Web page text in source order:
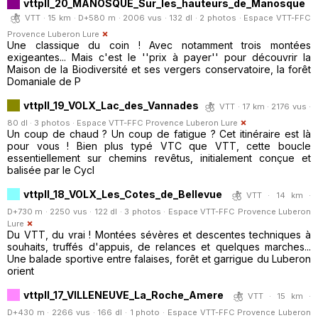
vttpll_20_MANOSQUE_Sur_les_hauteurs_de_Manosque
VTT · 15 km · D+580 m · 2006 vus · 132 dl · 2 photos · Espace VTT-FFC
Provence Luberon Lure
Une classique du coin ! Avec notamment trois montées
exigeantes... Mais c'est le ''prix à payer'' pour découvrir la
Maison de la Biodiversité et ses vergers conservatoire, la forêt
Domaniale de P
vttpll_19_VOLX_Lac_des_Vannades
VTT · 17 km · 2176 vus ·
80 dl · 3 photos · Espace VTT-FFC Provence Luberon Lure
Un coup de chaud ? Un coup de fatigue ? Cet itinéraire est là
pour vous ! Bien plus typé VTC que VTT, cette boucle
essentiellement sur chemins revêtus, initialement conçue et
balisée par le Cycl
vttpll_18_VOLX_Les_Cotes_de_Bellevue
VTT · 14 km ·
D+730 m · 2250 vus · 122 dl · 3 photos · Espace VTT-FFC Provence Luberon
Lure
Du VTT, du vrai ! Montées sévères et descentes techniques à
souhaits, truffés d'appuis, de relances et quelques marches...
Une balade sportive entre falaises, forêt et garrigue du Luberon
orient
vttpll_17_VILLENEUVE_La_Roche_Amere
VTT · 15 km ·
D+430 m · 2266 vus · 166 dl · 1 photo · Espace VTT-FFC Provence Luberon